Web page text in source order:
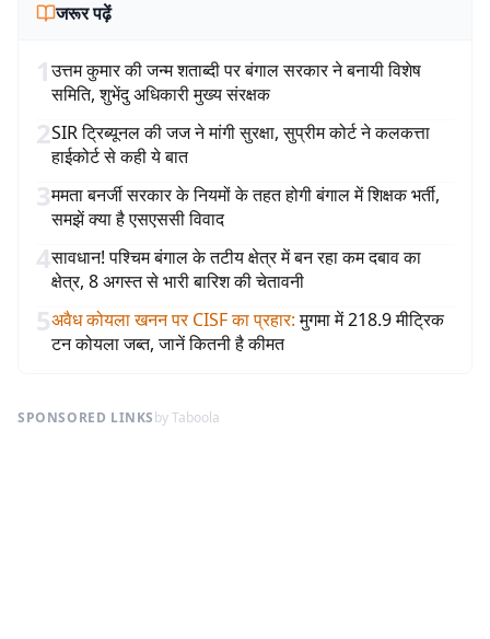
जरूर पढ़ें
1उत्तम कुमार की जन्म शताब्दी पर बंगाल सरकार ने बनायी विशेष
समिति, शुभेंदु अधिकारी मुख्य संरक्षक
2SIR ट्रिब्यूनल की जज ने मांगी सुरक्षा, सुप्रीम कोर्ट ने कलकत्ता
हाईकोर्ट से कही ये बात
3ममता बनर्जी सरकार के नियमों के तहत होगी बंगाल में शिक्षक भर्ती,
समझें क्या है एसएससी विवाद
4सावधान! पश्चिम बंगाल के तटीय क्षेत्र में बन रहा कम दबाव का
क्षेत्र, 8 अगस्त से भारी बारिश की चेतावनी
5अवैध कोयला खनन पर CISF का प्रहार: मुगमा में 218.9 मीट्रिक
टन कोयला जब्त, जानें कितनी है कीमत
SPONSORED LINKSby Taboola